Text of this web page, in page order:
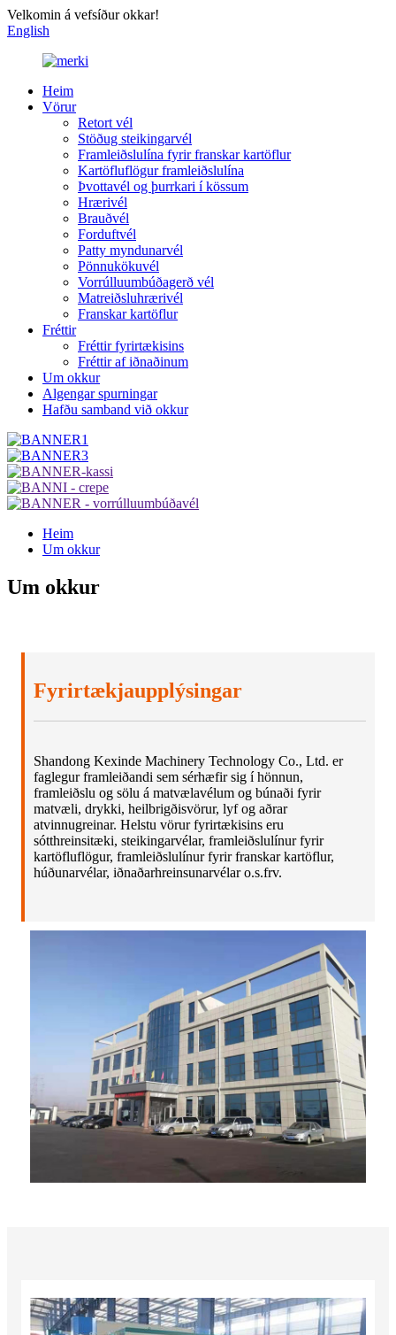
Velkomin á vefsíður okkar!
English
Heim
Vörur
Retort vél
Stöðug steikingarvél
Framleiðslulína fyrir franskar kartöflur
Kartöfluflögur framleiðslulína
Þvottavél og þurrkari í kössum
Hrærivél
Brauðvél
Forduftvél
Patty myndunarvél
Pönnukökuvél
Vorrúlluumbúðagerð vél
Matreiðsluhrærivél
Franskar kartöflur
Fréttir
Fréttir fyrirtækisins
Fréttir af iðnaðinum
Um okkur
Algengar spurningar
Hafðu samband við okkur
Heim
Um okkur
Um okkur
Fyrirtækjaupplýsingar
Shandong Kexinde Machinery Technology Co., Ltd. er
faglegur framleiðandi sem sérhæfir sig í hönnun,
framleiðslu og sölu á matvælavélum og búnaði fyrir
matvæli, drykki, heilbrigðisvörur, lyf og aðrar
atvinnugreinar. Helstu vörur fyrirtækisins eru
sótthreinsitæki, steikingarvélar, framleiðslulínur fyrir
kartöfluflögur, framleiðslulínur fyrir franskar kartöflur,
húðunarvélar, iðnaðarhreinsunarvélar o.s.frv.